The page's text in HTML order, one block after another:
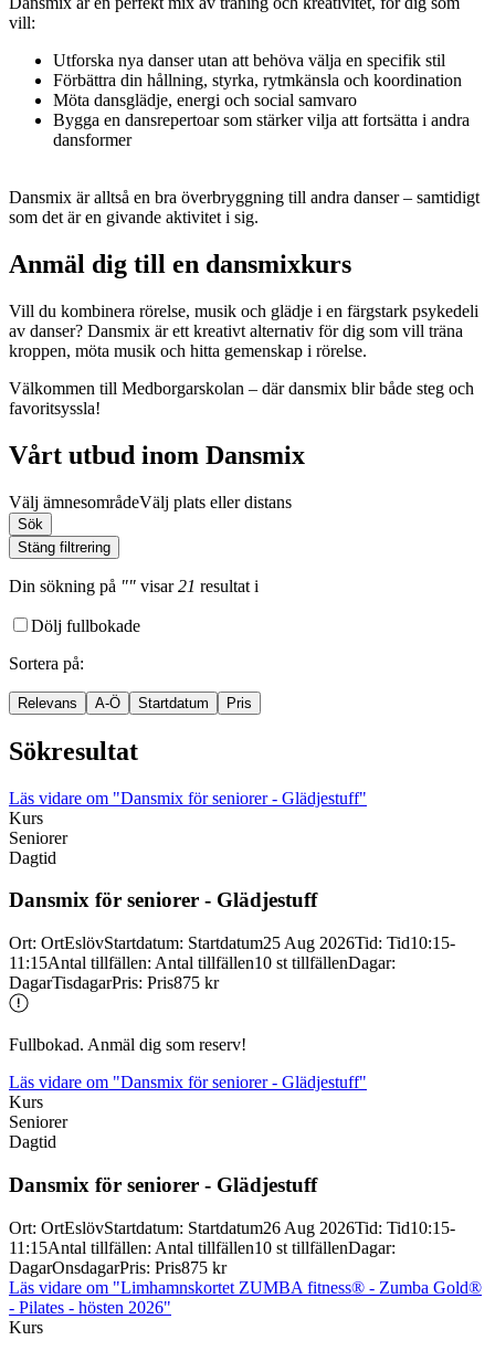
vill:
Utforska nya danser utan att behöva välja en specifik stil
Förbättra din hållning, styrka, rytmkänsla och koordination
Möta dansglädje, energi och social samvaro
Bygga en dansrepertoar som stärker vilja att fortsätta i andra
dansformer
Dansmix är alltså en bra överbryggning till andra danser – samtidigt
som det är en givande aktivitet i sig.
Anmäl dig till en dansmixkurs
Vill du kombinera rörelse, musik och glädje i en färgstark psykedeli
av danser? Dansmix är ett kreativt alternativ för dig som vill träna
kroppen, möta musik och hitta gemenskap i rörelse.
Välkommen till Medborgarskolan – där dansmix blir både steg och
favoritsyssla!
Vårt utbud inom Dansmix
Välj ämnesområdeVälj plats eller distans
Sök
Stäng filtrering
Din sökning på "" visar21 resultat i
Dölj fullbokade
Sortera på:
Relevans A-Ö Startdatum Pris
Sökresultat
Läs vidare om "Dansmix för seniorer - Glädjestuff"
Kurs
Seniorer
Dagtid
Dansmix för seniorer - Glädjestuff
Ort: OrtEslövStartdatum: Startdatum25 Aug 2026Tid: Tid10:15-
11:15Antal tillfällen: Antal tillfällen10 st tillfällenDagar:
DagarTisdagarPris: Pris875 kr
Fullbokad. Anmäl dig som reserv!
Läs vidare om "Dansmix för seniorer - Glädjestuff"
Kurs
Seniorer
Dagtid
Dansmix för seniorer - Glädjestuff
Ort: OrtEslövStartdatum: Startdatum26 Aug 2026Tid: Tid10:15-
11:15Antal tillfällen: Antal tillfällen10 st tillfällenDagar:
DagarOnsdagarPris: Pris875 kr
Läs vidare om "Limhamnskortet ZUMBA fitness® - Zumba Gold®
- Pilates - hösten 2026"
Kurs